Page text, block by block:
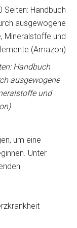
Handbuch
ausgewogene
und
um eine
Unter